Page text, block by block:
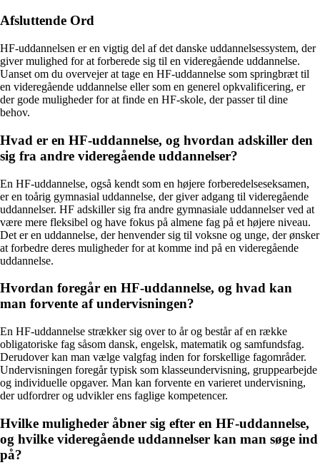
Afsluttende Ord
HF-uddannelsen er en vigtig del af det danske uddannelsessystem, der
giver mulighed for at forberede sig til en videregående uddannelse.
Uanset om du overvejer at tage en HF-uddannelse som springbræt til
en videregående uddannelse eller som en generel opkvalificering, er
der gode muligheder for at finde en HF-skole, der passer til dine
behov.
Hvad er en HF-uddannelse, og hvordan adskiller den
sig fra andre videregående uddannelser?
En HF-uddannelse, også kendt som en højere forberedelseseksamen,
er en toårig gymnasial uddannelse, der giver adgang til videregående
uddannelser. HF adskiller sig fra andre gymnasiale uddannelser ved at
være mere fleksibel og have fokus på almene fag på et højere niveau.
Det er en uddannelse, der henvender sig til voksne og unge, der ønsker
at forbedre deres muligheder for at komme ind på en videregående
uddannelse.
Hvordan foregår en HF-uddannelse, og hvad kan
man forvente af undervisningen?
En HF-uddannelse strækker sig over to år og består af en række
obligatoriske fag såsom dansk, engelsk, matematik og samfundsfag.
Derudover kan man vælge valgfag inden for forskellige fagområder.
Undervisningen foregår typisk som klasseundervisning, gruppearbejde
og individuelle opgaver. Man kan forvente en varieret undervisning,
der udfordrer og udvikler ens faglige kompetencer.
Hvilke muligheder åbner sig efter en HF-uddannelse,
og hvilke videregående uddannelser kan man søge ind
på?